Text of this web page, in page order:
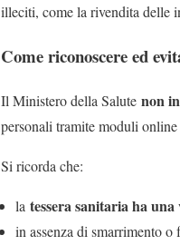
illeciti, come la rivendita delle
Come riconoscere ed
Il Ministero della Salute non
personali tramite moduli
Si ricorda che:
la tessera sanitaria ha
in assenza di smarrimento o